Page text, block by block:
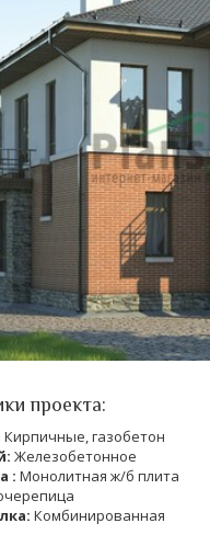
проекта:
Кирпичные, газобетон
Железобетонное
: Монолитная ж/б плита
Комбинированная